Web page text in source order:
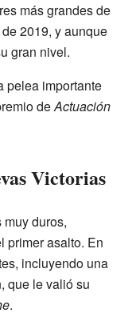
más grandes de
2019, y aunque
gran nivel.
pelea importante
deActuación
Victorias
duros,
primer asalto. En
incluyendo una
que le valió su
.